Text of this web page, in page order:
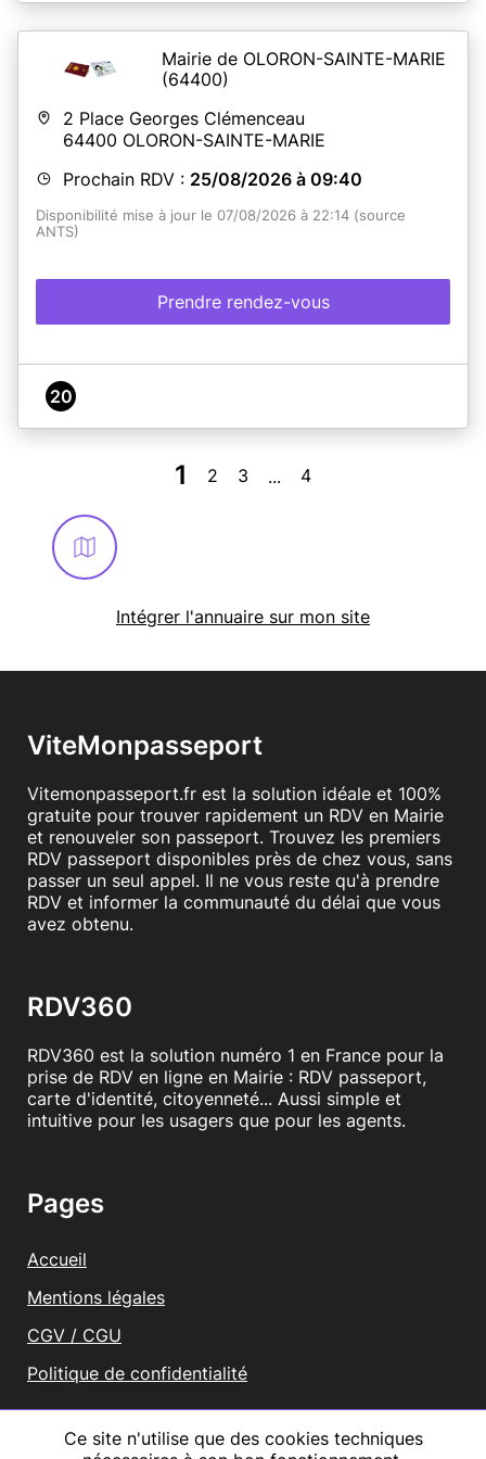
En savoir plus
Mairie de OLORON-SAINTE-MARIE
(64400)
2 Place Georges Clémenceau
64400 OLORON-SAINTE-MARIE
Prochain RDV : 25/08/2026 à 09:40
Disponibilité mise à jour le 07/08/2026 à 22:14 (source
ANTS)
Prendre rendez-vous
20
1 2 3 ... 4
Intégrer l'annuaire sur mon site
Ce site n'utilise que des cookies techniques
ViteMonpasseport
Vitemonpasseport.fr est la solution idéale et 100%
gratuite pour trouver rapidement un RDV en Mairie
et renouveler son passeport. Trouvez les premiers
RDV passeport disponibles près de chez vous, sans
passer un seul appel. Il ne vous reste qu'à prendre
RDV et informer la communauté du délai que vous
avez obtenu.
RDV360
RDV360 est la solution numéro 1 en France pour la
prise de RDV en ligne en Mairie : RDV passeport,
carte d'identité, citoyenneté... Aussi simple et
intuitive pour les usagers que pour les agents.
Pages
Accueil
Mentions légales
CGV / CGU
Politique de confidentialité
Vous représentez une mairie ?